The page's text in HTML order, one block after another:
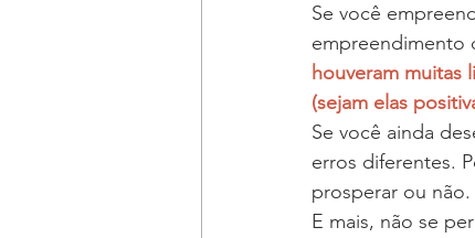
Se você
empreendimento
houveram muitas
(sejam elas
Se você ainda
erros diferentes.
prosperar ou não.
E mais, não se